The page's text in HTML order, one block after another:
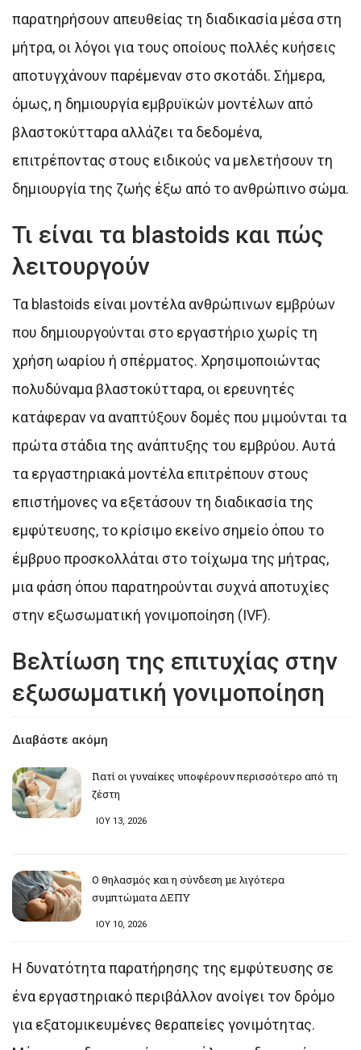
παρατηρήσουν απευθείας τη διαδικασία μέσα στη
μήτρα, οι λόγοι για τους οποίους πολλές κυήσεις
αποτυγχάνουν παρέμεναν στο σκοτάδι. Σήμερα,
όμως, η δημιουργία εμβρυϊκών μοντέλων από
βλαστοκύτταρα αλλάζει τα δεδομένα,
επιτρέποντας στους ειδικούς να μελετήσουν τη
δημιουργία της ζωής έξω από το ανθρώπινο σώμα.
Τι είναι τα blastoids και πώς
λειτουργούν
Τα blastoids είναι μοντέλα ανθρώπινων εμβρύων
που δημιουργούνται στο εργαστήριο χωρίς τη
χρήση ωαρίου ή σπέρματος. Χρησιμοποιώντας
πολυδύναμα βλαστοκύτταρα, οι ερευνητές
κατάφεραν να αναπτύξουν δομές που μιμούνται τα
πρώτα στάδια της ανάπτυξης του εμβρύου. Αυτά
τα εργαστηριακά μοντέλα επιτρέπουν στους
επιστήμονες να εξετάσουν τη διαδικασία της
εμφύτευσης, το κρίσιμο εκείνο σημείο όπου το
έμβρυο προσκολλάται στο τοίχωμα της μήτρας,
μια φάση όπου παρατηρούνται συχνά αποτυχίες
στην εξωσωματική γονιμοποίηση (IVF).
Βελτίωση της επιτυχίας στην
εξωσωματική γονιμοποίηση
Διαβάστε ακόμη
Γιατί οι γυναίκες υποφέρουν περισσότερο από τη
ζέστη
ΙΟΥ 13, 2026
Ο θηλασμός και η σύνδεση με λιγότερα
συμπτώματα ΔΕΠΥ
ΙΟΥ 10, 2026
Η δυνατότητα παρατήρησης της εμφύτευσης σε
ένα εργαστηριακό περιβάλλον ανοίγει τον δρόμο
για εξατομικευμένες θεραπείες γονιμότητας.